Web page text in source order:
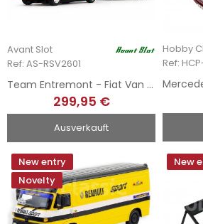
Avant Slot
Ref: AS-RSV2601
Team Entremont - Fiat Van + Remolque + Ferrari 308 GTB - Tour de France 1981
299,95 €
Ausverkauft
Ref:
New entry
Novelty
New